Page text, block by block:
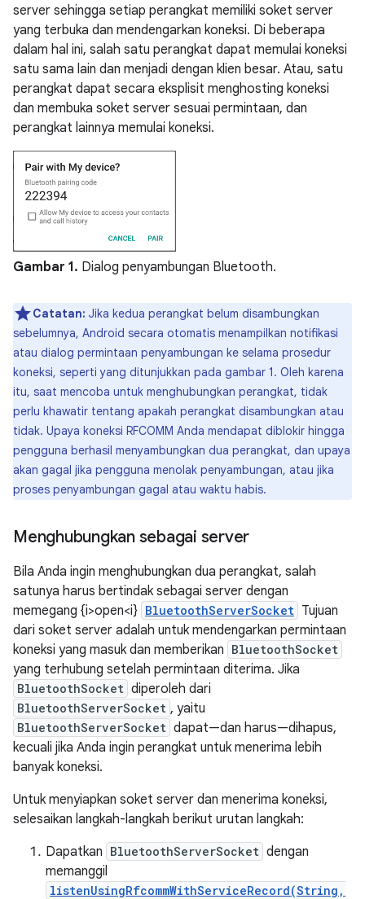
server sehingga setiap perangkat memiliki soket server
yang terbuka dan mendengarkan koneksi. Di beberapa
dalam hal ini, salah satu perangkat dapat memulai koneksi
satu sama lain dan menjadi dengan klien besar. Atau, satu
perangkat dapat secara eksplisit menghosting koneksi
dan membuka soket server sesuai permintaan, dan
perangkat lainnya memulai koneksi.
Gambar 1. Dialog penyambungan Bluetooth.
Catatan: Jika kedua perangkat belum disambungkan
sebelumnya, Android secara otomatis menampilkan notifikasi
atau dialog permintaan penyambungan ke selama prosedur
koneksi, seperti yang ditunjukkan pada gambar 1. Oleh karena
itu, saat mencoba untuk menghubungkan perangkat, tidak
perlu khawatir tentang apakah perangkat disambungkan atau
tidak. Upaya koneksi RFCOMM Anda mendapat diblokir hingga
pengguna berhasil menyambungkan dua perangkat, dan upaya
akan gagal jika pengguna menolak penyambungan, atau jika
proses penyambungan gagal atau waktu habis.
Menghubungkan sebagai server
Bila Anda ingin menghubungkan dua perangkat, salah
satunya harus bertindak sebagai server dengan
memegang {i>open<i} BluetoothServerSocket Tujuan
dari soket server adalah untuk mendengarkan permintaan
koneksi yang masuk dan memberikan BluetoothSocket
yang terhubung setelah permintaan diterima. Jika
BluetoothSocket diperoleh dari
BluetoothServerSocket , yaitu
BluetoothServerSocket dapat—dan harus—dihapus,
kecuali jika Anda ingin perangkat untuk menerima lebih
banyak koneksi.
Untuk menyiapkan soket server dan menerima koneksi,
selesaikan langkah-langkah berikut urutan langkah:
Dapatkan BluetoothServerSocket dengan
memanggil
listenUsingRfcommWithServiceRecord(String,